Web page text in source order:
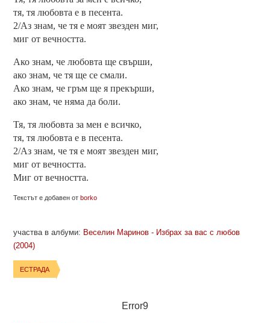
тя, тя любовта е в песента.
2/Аз знам, че тя е моят звезден миг,
миг от вечността.
Ако знам, че любовта ще свърши,
ако знам, че тя ще се смали.
Ако знам, че гръм ще я прекърши,
ако знам, че няма да боли.
Тя, тя любовта за мен е всичко,
тя, тя любовта е в песента.
2/Аз знам, че тя е моят звезден миг,
миг от вечността.
Миг от вечността.
Текстът е добавен от borko
участва в албуми: Веселин Маринов - Избрах за вас с любов
(2004)
ЕСТРАДА
Error9